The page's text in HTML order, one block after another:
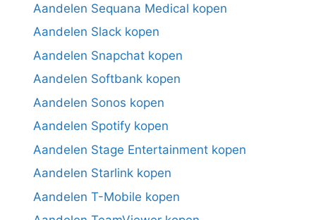
Aandelen Sequana Medical kopen
Aandelen Slack kopen
Aandelen Snapchat kopen
Aandelen Softbank kopen
Aandelen Sonos kopen
Aandelen Spotify kopen
Aandelen Stage Entertainment kopen
Aandelen Starlink kopen
Aandelen T-Mobile kopen